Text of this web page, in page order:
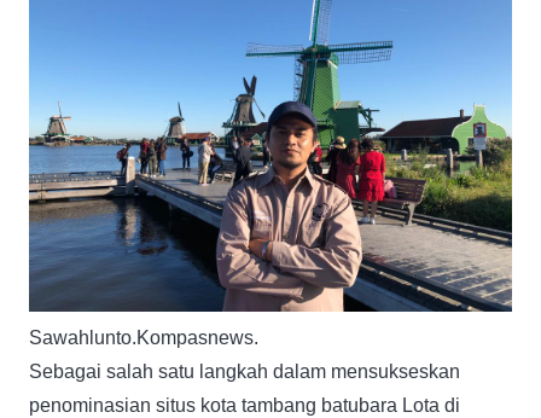
Sawahlunto.Kompasnews.
Sebagai salah satu langkah dalam mensukseskan
penominasian situs kota tambang batubara Lota di